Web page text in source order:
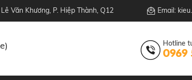
Văn Khương, P. Hiệp Thành, Q12 Email:
Hotline
0969